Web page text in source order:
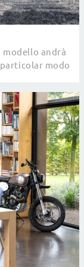
modello andrà
modo